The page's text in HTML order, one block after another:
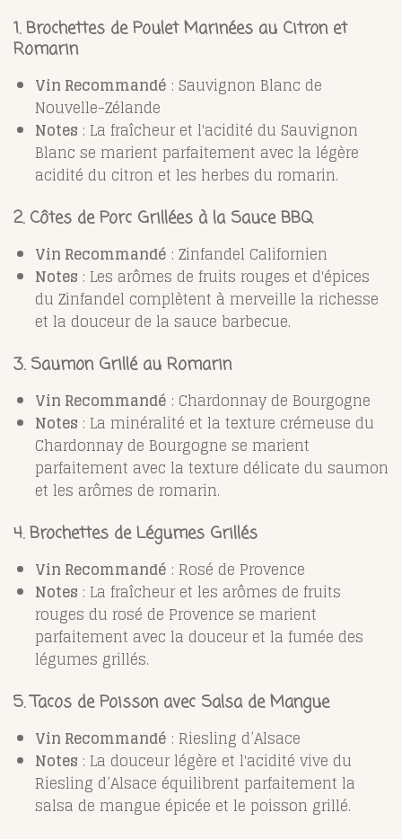
1. Brochettes de Poulet Marinées au Citron et
Romarin
Vin Recommandé : Sauvignon Blanc de
Nouvelle-Zélande
Notes : La fraîcheur et l'acidité du Sauvignon
Blanc se marient parfaitement avec la légère
acidité du citron et les herbes du romarin.
2. Côtes de Porc Grillées à la Sauce BBQ
Vin Recommandé : Zinfandel Californien
Notes : Les arômes de fruits rouges et d'épices
du Zinfandel complètent à merveille la richesse
et la douceur de la sauce barbecue.
3. Saumon Grillé au Romarin
Vin Recommandé : Chardonnay de Bourgogne
Notes : La minéralité et la texture crémeuse du
Chardonnay de Bourgogne se marient
parfaitement avec la texture délicate du saumon
et les arômes de romarin.
4. Brochettes de Légumes Grillés
Vin Recommandé : Rosé de Provence
Notes : La fraîcheur et les arômes de fruits
rouges du rosé de Provence se marient
parfaitement avec la douceur et la fumée des
légumes grillés.
5. Tacos de Poisson avec Salsa de Mangue
Vin Recommandé : Riesling d’Alsace
Notes : La douceur légère et l'acidité vive du
Riesling d’Alsace équilibrent parfaitement la
salsa de mangue épicée et le poisson grillé.